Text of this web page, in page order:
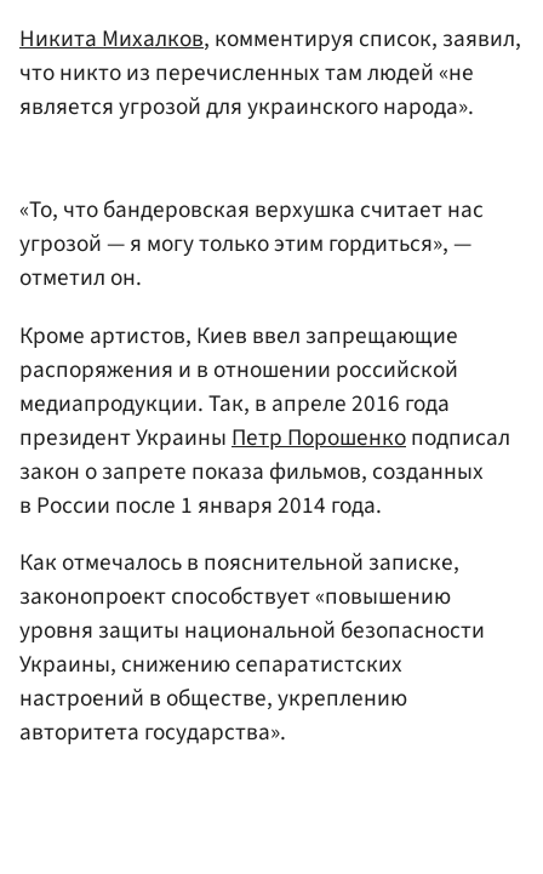
Никита Михалков, комментируя список, заявил,
что никто из перечисленных там людей «не
является угрозой для украинского народа».
«То, что бандеровская верхушка считает нас
угрозой — я могу только этим гордиться», —
отметил он.
Кроме артистов, Киев ввел запрещающие
распоряжения и в отношении российской
медиапродукции. Так, в апреле 2016 года
президент Украины Петр Порошенкоподписал
закон о запрете показа фильмов, созданных
в России после 1 января 2014 года.
Как отмечалось в пояснительной записке,
законопроект способствует «повышению
уровня защиты национальной безопасности
Украины, снижению сепаратистских
настроений в обществе, укреплению
авторитета государства».